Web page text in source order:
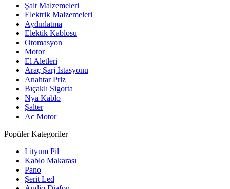
Şalt Malzemeleri
Elektrik Malzemeleri
Aydınlatma
Elektik Kablosu
Otomasyon
Motor
El Aletleri
Araç Şarj İstasyonu
Anahtar Priz
Bıçaklı Sigorta
Nya Kablo
Şalter
Ac Motor
Popüler Kategoriler
Lityum Pil
Kablo Makarası
Pano
Şerit Led